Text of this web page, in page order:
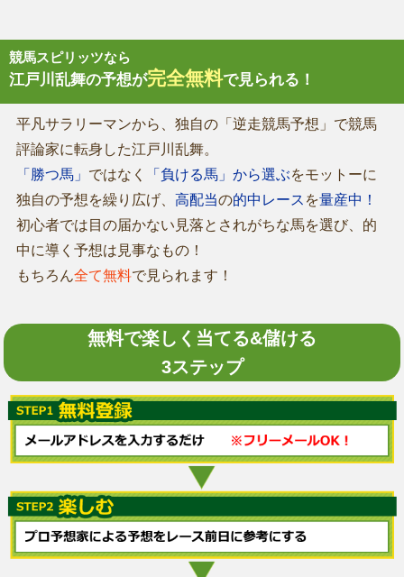
競馬スピリッツなら
江戸川乱舞の予想が完全無料で見られる！
平凡サラリーマンから、独自の「逆走競馬予想」で競馬
評論家に転身した江戸川乱舞。
「勝つ馬」 ではなく 「負ける馬」から選ぶをモットーに
独自の予想を繰り広げ、 高配当の的中レース を量産中！
初心者では目の届かない見落とされがちな馬を選び、的
中に導く予想は見事なもの！
もちろん全て無料で見られます！
無料で楽しく当てる&儲ける
3ステップ